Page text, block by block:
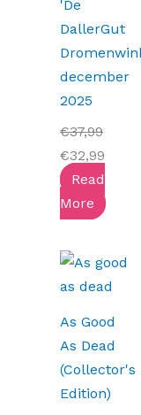
'De
DallerGut
december
2025
€37,99
€32,99
Read
More
As Good
As Dead
(Collector's
Edition)